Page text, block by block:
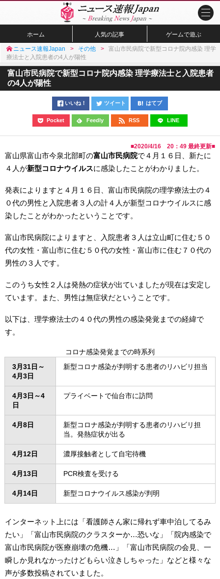
ホーム 人気の記事 ゲームで遊ぶ
ニュース速報Japan その他
富山市民病院で新型コロナ院内感染 理学
療法士と入院患者の4人が陽性
富山市民病院で新型コロナ院内感染 理学療法士と入院患者
の4人が陽性
いいね！ ツイート はてブ
Pocket Feedly RSS LINE
■2020/4/16 20：49 最終更新■
富山県富山市今泉北部町の富山市民病院で４月１６日、新たに
４人が新型コロナウイルスに感染したことがわかりました。
発表によりますと４月１６日、富山市民病院の理学療法士の４
０代の男性と入院患者３人の計４人が新型コロナウイルスに感
染したことがわかったということです。
富山市民病院によりますと、入院患者３人は立山町に住む５０
代の女性・富山市に住む５０代の女性・富山市に住む７０代の
男性の３人です。
このうち女性２人は発熱の症状が出ていましたが現在は安定し
ています。また、男性は無症状だということです。
以下は、理学療法士の４０代の男性の感染発覚までの経緯で
す。
コロナ感染発覚までの時系列
3月31日～
4月3日
新型コロナ感染が判明する患者のリハビリ担当
4月3日～4
日
プライベートで仙台市に訪問
4月8日
新型コロナ感染が判明する患者のリハビリ担
当。発熱症状が出る
4月12日 濃厚接触者として自宅待機
4月13日 PCR検査を受ける
4月14日 新型コロナウイルス感染が判明
インターネット上には「看護師さん家に帰れず車中泊してるみ
たい」「富山市民病院のクラスターか…恐いな」「院内感染で
富山市民病院が医療崩壊の危機…」「富山市民病院の会見、一
瞬しか見れなかったけどもらい泣きしちゃった」などと様々な
声が多数投稿されていました。